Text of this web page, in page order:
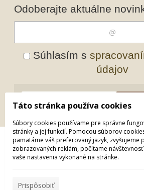
Odoberajte aktuálne
Súhlasím s
údajov
© 2026 WEXBO |
Táto stránka používa cookies
Súbory cookies používame pre správne
stránky a jej funkcií. Pomocou súborov
pamätáme váš preferovaný jazyk, zvyšujeme
zobrazovaných reklám, počítame
vaše nastavenia vykonané na stránke.
Prispôsobiť